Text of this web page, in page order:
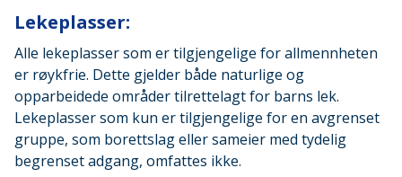
Lekeplasser:
Alle lekeplasser som er tilgjengelige for allmennheten
er røykfrie. Dette gjelder både naturlige og
opparbeidede områder tilrettelagt for barns lek.
Lekeplasser som kun er tilgjengelige for en avgrenset
gruppe, som borettslag eller sameier med tydelig
begrenset adgang, omfattes ikke.